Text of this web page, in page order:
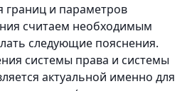
границ и параметров
считаем необходимым
следующие пояснения.
системы права и системы
актуальной именно для